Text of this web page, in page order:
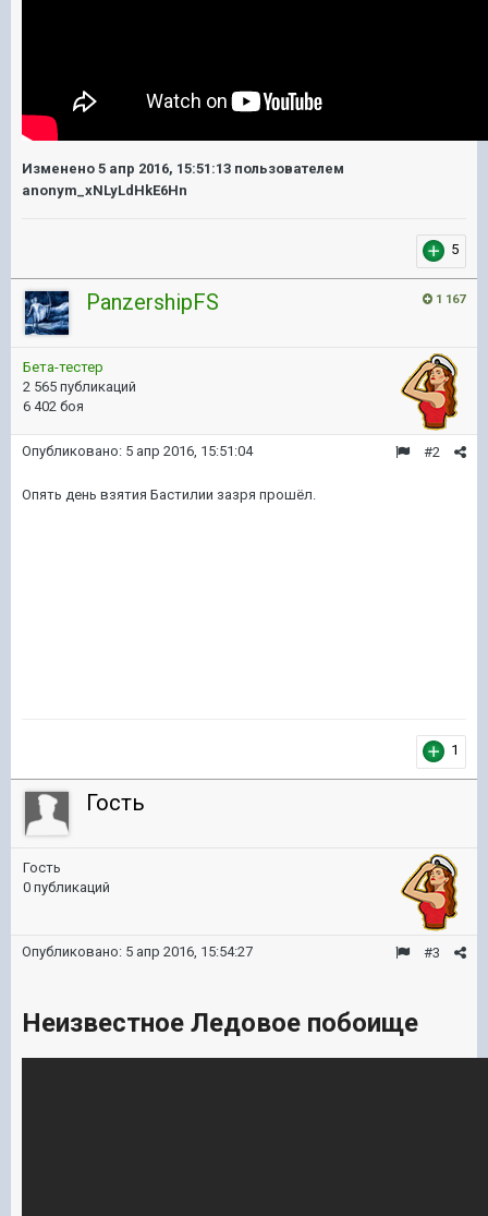
Изменено 5 апр 2016, 15:51:13 пользователем
anonym_xNLyLdHkE6Hn
5
1 167
PanzershipFS
Бета-тестер
2 565 публикаций
6 402 боя
#2
Опубликовано: 5 апр 2016, 15:51:04
Опять день взятия Бастилии зазря прошёл.
1
Гость
Гость
0 публикаций
#3
Опубликовано: 5 апр 2016, 15:54:27
Неизвестное Ледовое побоище